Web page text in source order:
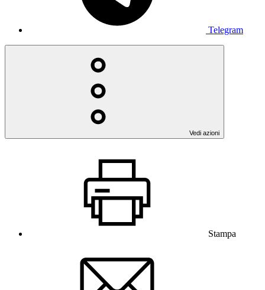
Telegram
Vedi azioni
Stampa